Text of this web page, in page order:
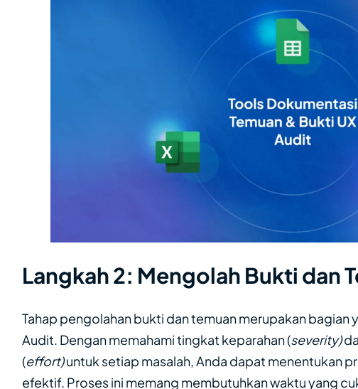
Langkah 2: Mengolah Bukti dan
Tahap pengolahan bukti dan temuan merupakan bagian
Audit. Dengan memahami tingkat keparahan (severity)
(effort)untuk setiap masalah, Anda dapat menentukan
efektif. Proses ini memang membutuhkan waktu yang